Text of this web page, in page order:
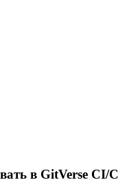
в GitVerse CI/